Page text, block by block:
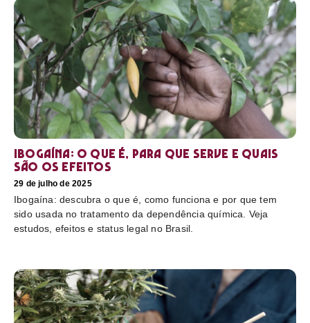
Ibogaína: o que é, para que serve e quais
são os efeitos
29 de julho de 2025
Ibogaína: descubra o que é, como funciona e por que tem
sido usada no tratamento da dependência química. Veja
estudos, efeitos e status legal no Brasil.